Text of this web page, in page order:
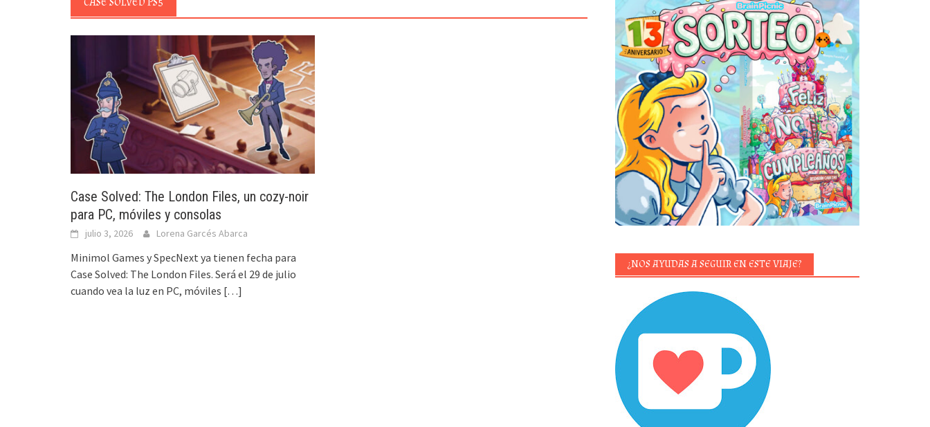
Case Solved: The London Files, un cozy-noir
para PC, móviles y consolas
julio 3, 2026 Lorena Garcés Abarca
Minimol Games y SpecNext ya tienen fecha para
Case Solved: The London Files. Será el 29 de julio
cuando vea la luz en PC, móviles […]
¿NOS AYUDAS A SEGUIR EN ESTE VIAJE?